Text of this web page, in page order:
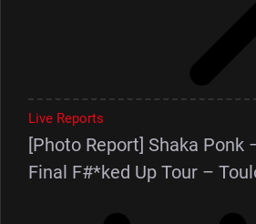
Live Reports
[Photo Report] Shaka Ponk
Final F#*ked Up Tour –